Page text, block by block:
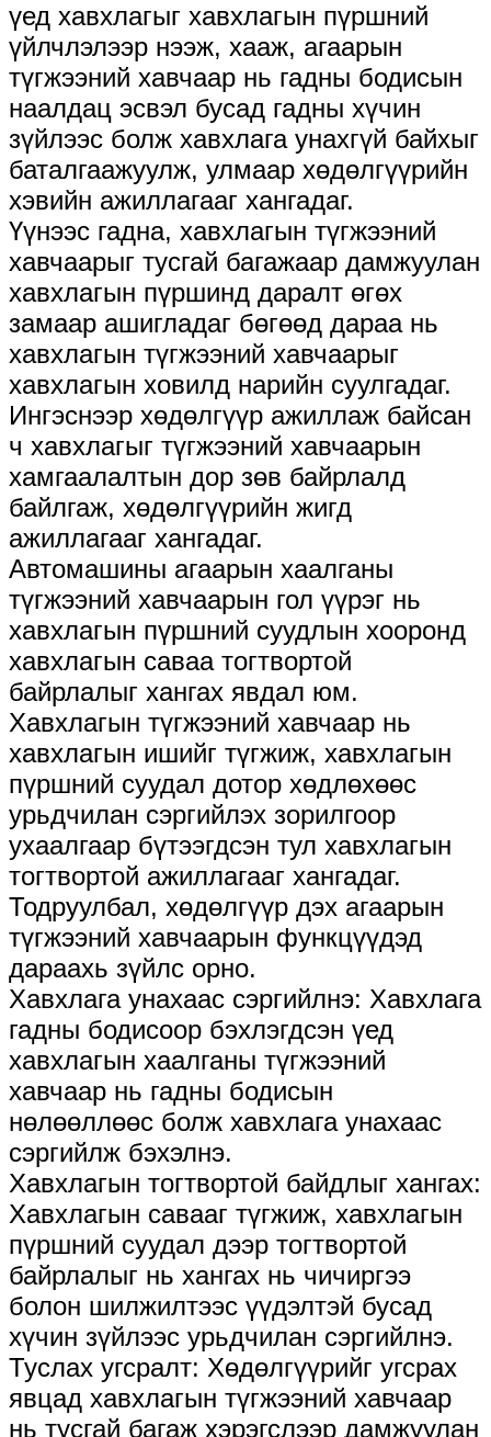
үед хавхлагыг хавхлагын пүршний
үйлчлэлээр нээж, хааж, агаарын
түгжээний хавчаар нь гадны бодисын
наалдац эсвэл бусад гадны хүчин
зүйлээс болж хавхлага унахгүй байхыг
баталгаажуулж, улмаар хөдөлгүүрийн
хэвийн ажиллагааг хангадаг.
Үүнээс гадна, хавхлагын түгжээний
хавчаарыг тусгай багажаар дамжуулан
хавхлагын пүршинд даралт өгөх
замаар ашигладаг бөгөөд дараа нь
хавхлагын түгжээний хавчаарыг
хавхлагын ховилд нарийн суулгадаг.
Ингэснээр хөдөлгүүр ажиллаж байсан
ч хавхлагыг түгжээний хавчаарын
хамгаалалтын дор зөв байрлалд
байлгаж, хөдөлгүүрийн жигд
ажиллагааг хангадаг.
Автомашины агаарын хаалганы
түгжээний хавчаарын гол үүрэг нь
хавхлагын пүршний суудлын хооронд
хавхлагын саваа тогтвортой
байрлалыг хангах явдал юм.
Хавхлагын түгжээний хавчаар нь
хавхлагын ишийг түгжиж, хавхлагын
пүршний суудал дотор хөдлөхөөс
урьдчилан сэргийлэх зорилгоор
ухаалгаар бүтээгдсэн тул хавхлагын
тогтвортой ажиллагааг хангадаг.
Тодруулбал, хөдөлгүүр дэх агаарын
түгжээний хавчаарын функцүүдэд
дараахь зүйлс орно.
Хавхлага унахаас сэргийлнэ: Хавхлага
гадны бодисоор бэхлэгдсэн үед
хавхлагын хаалганы түгжээний
хавчаар нь гадны бодисын
нөлөөллөөс болж хавхлага унахаас
сэргийлж бэхэлнэ.
Хавхлагын тогтвортой байдлыг хангах:
Хавхлагын савааг түгжиж, хавхлагын
пүршний суудал дээр тогтвортой
байрлалыг нь хангах нь чичиргээ
болон шилжилтээс үүдэлтэй бусад
хүчин зүйлээс урьдчилан сэргийлнэ.
Туслах угсралт: Хөдөлгүүрийг угсрах
явцад хавхлагын түгжээний хавчаар
нь тусгай багаж хэрэгслээр дамжуулан